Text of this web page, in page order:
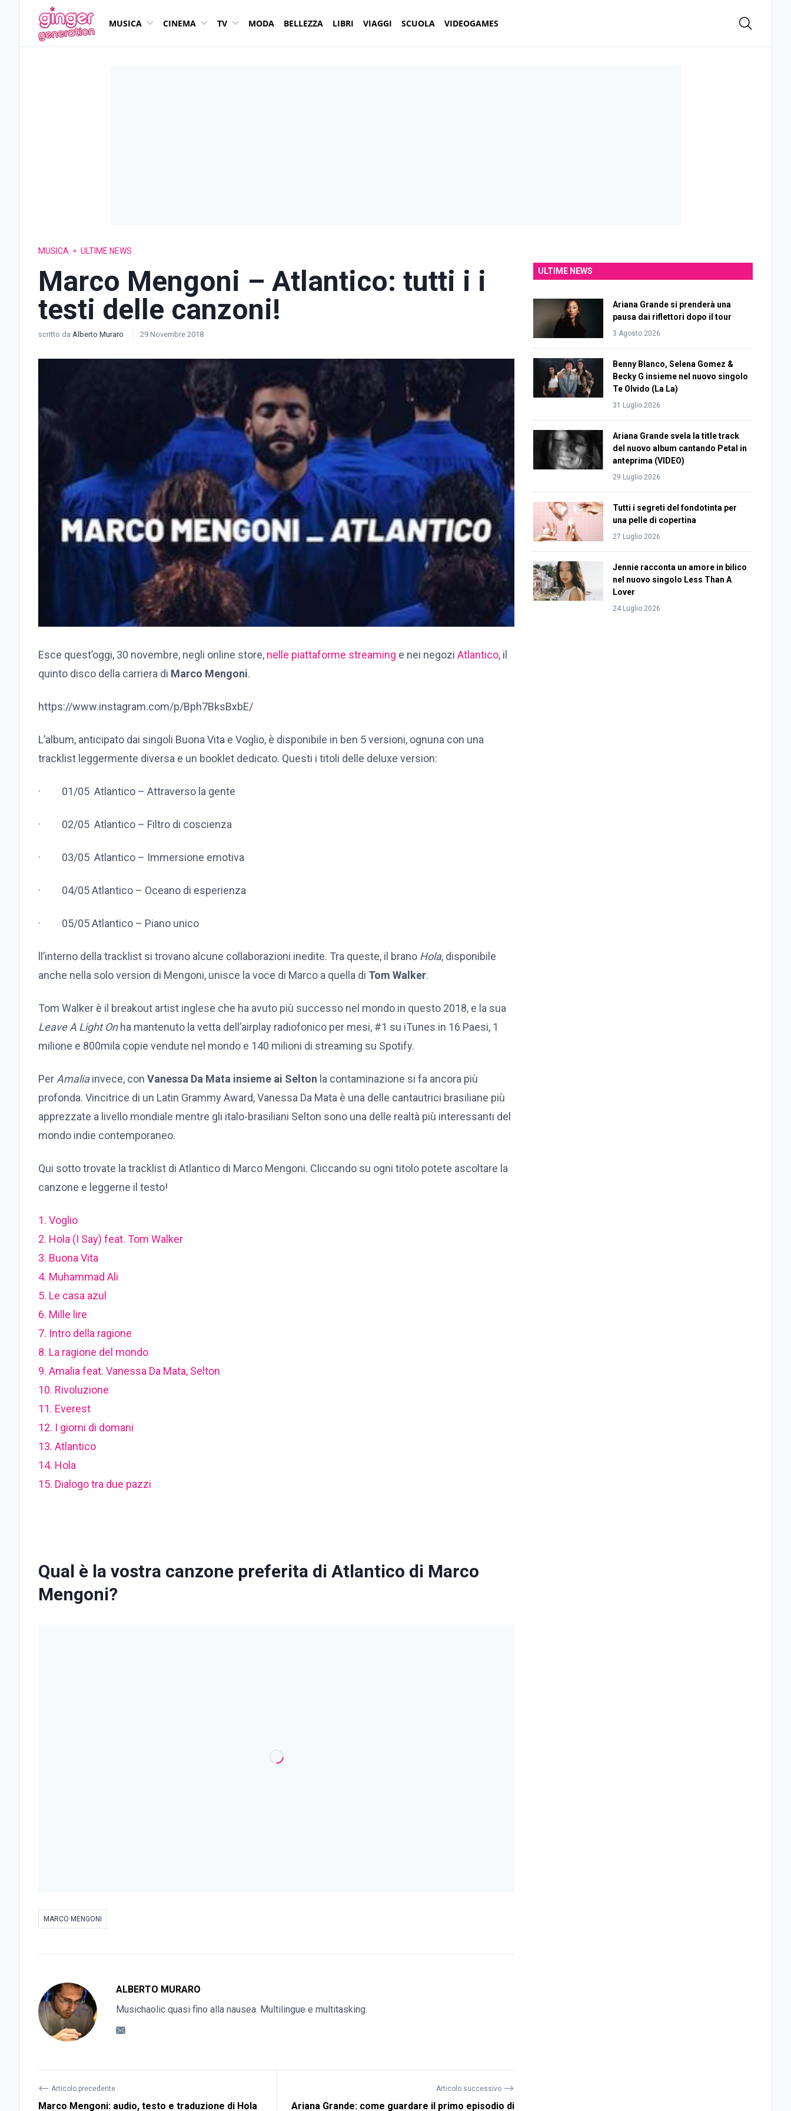
MUSICA CINEMA TV MODA BELLEZZA LIBRI VIAGGI SCUOLA VIDEOGAMES
MUSICA ULTIME NEWS
Marco Mengoni – Atlantico: tutti i i
testi delle canzoni!
scritto da Alberto Muraro 29 Novembre 2018
Esce quest’oggi, 30 novembre, negli online store, nelle piattaforme streaming e nei negozi Atlantico, il
quinto disco della carriera di Marco Mengoni.
https://www.instagram.com/p/Bph7BksBxbE/
L’album, anticipato dai singoli Buona Vita e Voglio, è disponibile in ben 5 versioni, ognuna con una
tracklist leggermente diversa e un booklet dedicato. Questi i titoli delle deluxe version:
· 01/05 Atlantico – Attraverso la gente
· 02/05 Atlantico – Filtro di coscienza
· 03/05 Atlantico – Immersione emotiva
· 04/05 Atlantico – Oceano di esperienza
· 05/05 Atlantico – Piano unico
ll’interno della tracklist si trovano alcune collaborazioni inedite. Tra queste, il brano Hola, disponibile
anche nella solo version di Mengoni, unisce la voce di Marco a quella di Tom Walker.
Tom Walker è il breakout artist inglese che ha avuto più successo nel mondo in questo 2018, e la sua
Leave A Light Onha mantenuto la vetta dell’airplay radiofonico per mesi, #1 su iTunes in 16 Paesi, 1
milione e 800mila copie vendute nel mondo e 140 milioni di streaming su Spotify.
PerAmaliainvece, con Vanessa Da Mata insieme ai Selton la contaminazione si fa ancora più
profonda. Vincitrice di un Latin Grammy Award, Vanessa Da Mata è una delle cantautrici brasiliane più
apprezzate a livello mondiale mentre gli italo-brasiliani Selton sono una delle realtà più interessanti del
mondo indie contemporaneo.
Qui sotto trovate la tracklist di Atlantico di Marco Mengoni. Cliccando su ogni titolo potete ascoltare la
canzone e leggerne il testo!
1. Voglio
2. Hola (I Say) feat. Tom Walker
3. Buona Vita
4. Muhammad Ali
5. Le casa azul
6. Mille lire
7. Intro della ragione
8. La ragione del mondo
9. Amalia feat. Vanessa Da Mata, Selton
10. Rivoluzione
11. Everest
12. I giorni di domani
13. Atlantico
14. Hola
15. Dialogo tra due pazzi
Qual è la vostra canzone preferita di Atlantico di Marco
Mengoni?
MARCO MENGONI
ALBERTO MURARO
Musichaolic quasi fino alla nausea. Multilingue e multitasking.
⟵ Articolo precedente
Marco Mengoni: audio, testo e traduzione di Hola
Articolo successivo ⟶
Ariana Grande: come guardare il primo episodio di
ULTIME NEWS
Ariana Grande si prenderà una
pausa dai riflettori dopo il tour
3 Agosto 2026
Benny Blanco, Selena Gomez &
Becky G insieme nel nuovo singolo
Te Olvido (La La)
31 Luglio 2026
Ariana Grande svela la title track
del nuovo album cantando Petal in
anteprima (VIDEO)
29 Luglio 2026
Tutti i segreti del fondotinta per
una pelle di copertina
27 Luglio 2026
Jennie racconta un amore in bilico
nel nuovo singolo Less Than A
Lover
24 Luglio 2026